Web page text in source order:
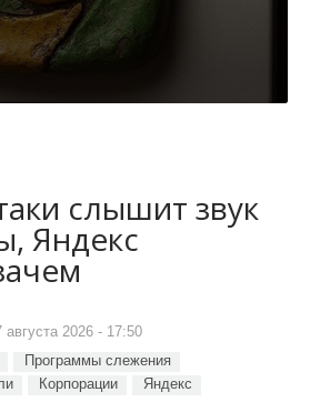
слышит звук
Яндекс
августа 2026 - 17:50
Программы слежения
Корпорации Яндекс